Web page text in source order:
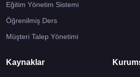
Eğitim Yönetim Sistemi
Öğrenilmiş Ders
Müşteri Talep Yönetimi
Kaynaklar